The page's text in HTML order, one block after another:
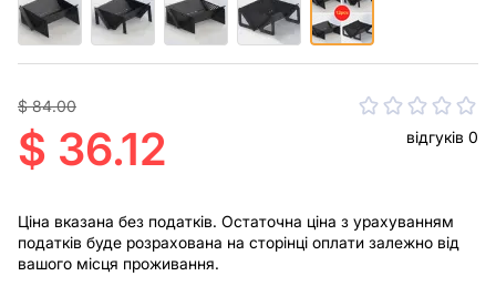
$ 84.00
$ 36.12 відгуків 0
Ціна вказана без податків. Остаточна ціна з урахуванням
податків буде розрахована на сторінці оплати залежно від
вашого місця проживання.